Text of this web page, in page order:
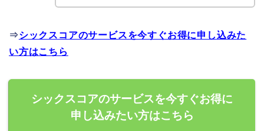
⇒シックスコアのサービスを今すぐお得に申し込みた
い方はこちら
シックスコアのサービスを今すぐお得に
申し込みたい方はこちら